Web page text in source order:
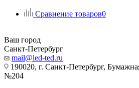
Сравнение товаров0
Ваш город
Санкт-Петербург
mail@led-ted.ru
190020, г. Санкт-Петербург,
№204